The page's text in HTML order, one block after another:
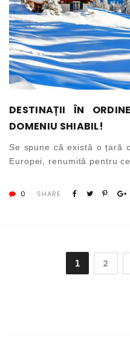
DESTINAȚII ÎN
DOMENIU SHIABIL!
Se spune că există o țară
Europei, renumită pentru
0 SHARE
1 2